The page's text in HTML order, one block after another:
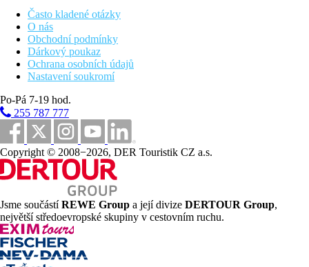
Za poplatek:
Wellness
Za poplatek:různé druhy masáží a kosmetických
procedur, sauna, lázně, hammam.
Internet
Oficiální kategorie
5 hvězdiček
Poznámka
Rozsah a kvalita uvedených služeb a aktivit může být ovlivněna
zavedením případných hygienických či protiepidemických
opatření v dané destinaci.
Vzdálenosti
3 km
Centrum města
Často kladené otázky
O nás
Obchodní podmínky
Dárkový poukaz
Ochrana osobních údajů
Nastavení soukromí
Po-Pá 7-19 hod.
255 787 777
Copyright © 2008−2026, DER Touristik CZ a.s.
Jsme součástíREWE Group a její divize DERTOUR Group,
největší středoevropské skupiny v cestovním ruchu.